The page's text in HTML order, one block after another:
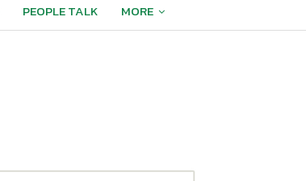
PEOPLE TALK MORE